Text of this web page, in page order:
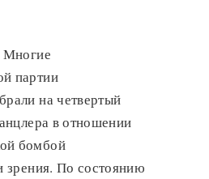
Многие
партии
на четвертый
в отношении
бомбой
зрения. По состоянию